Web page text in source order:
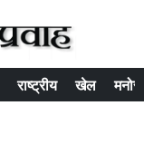
राष्ट्रीय खेल